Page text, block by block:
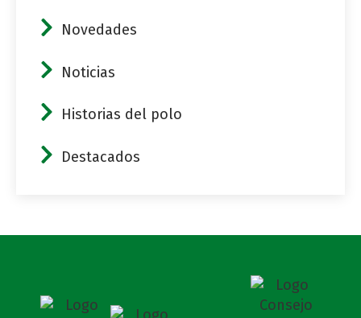
Novedades
Noticias
Historias del polo
Destacados